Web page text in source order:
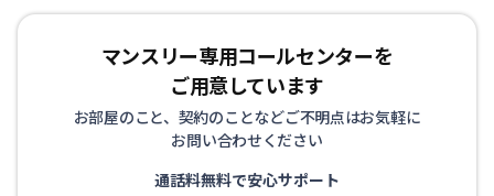
マンスリー専用コールセンターを
ご用意しています
お部屋のこと、契約のことなどご不明点はお気軽に
お問い合わせください
通話料無料で安心サポート